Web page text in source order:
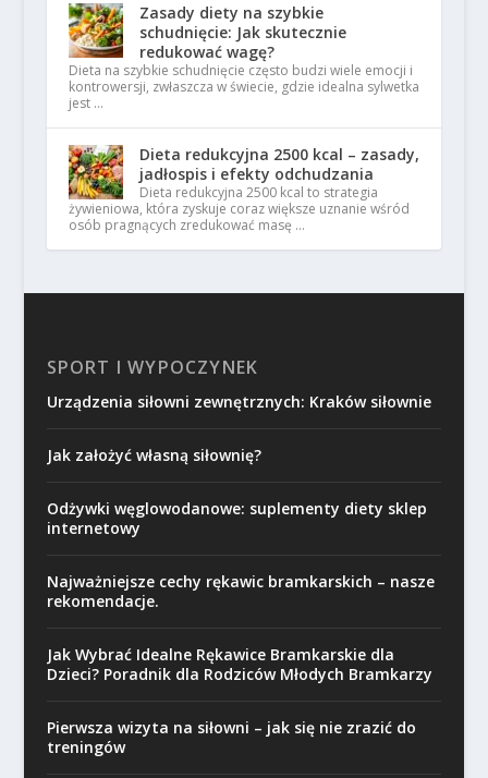
Zasady diety na szybkie
schudnięcie: Jak skutecznie
redukować wagę?
Dieta na szybkie schudnięcie często budzi wiele emocji i
kontrowersji, zwłaszcza w świecie, gdzie idealna sylwetka
jest …
Dieta redukcyjna 2500 kcal – zasady,
jadłospis i efekty odchudzania
Dieta redukcyjna 2500 kcal to strategia
żywieniowa, która zyskuje coraz większe uznanie wśród
osób pragnących zredukować masę …
SPORT I WYPOCZYNEK
Urządzenia siłowni zewnętrznych: Kraków siłownie
Jak założyć własną siłownię?
Odżywki węglowodanowe: suplementy diety sklep
internetowy
Najważniejsze cechy rękawic bramkarskich – nasze
rekomendacje.
Jak Wybrać Idealne Rękawice Bramkarskie dla
Dzieci? Poradnik dla Rodziców Młodych Bramkarzy
Pierwsza wizyta na siłowni – jak się nie zrazić do
treningów